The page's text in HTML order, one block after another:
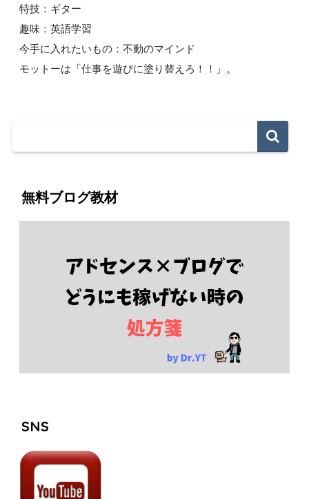
特技：ギター
趣味：英語学習
今手に入れたいもの：不動のマインド
モットーは「仕事を遊びに塗り替えろ！！」。
無料ブログ教材
SNS